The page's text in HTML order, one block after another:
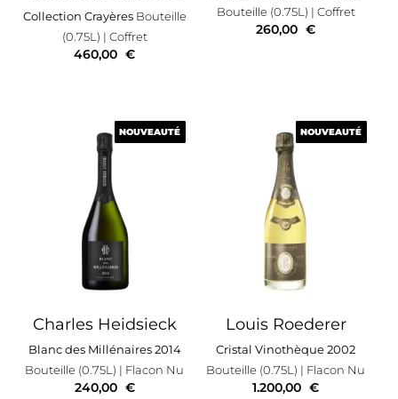
Collection CrayèresBouteille
(0.75L) | Coffret
460,00 €
Bouteille (0.75L) | Coffret
260,00 €
NOUVEAUTÉ
Charles Heidsieck
Blanc des Millénaires 2014
Bouteille (0.75L) | Flacon Nu
NOUVEAUTÉ
240,00 €
NOUVEAUTÉ
Louis Roederer
Cristal Vinothèque 2002
Bouteille (0.75L) | Flacon Nu
NOUVEAUTÉ
1.200,00 €